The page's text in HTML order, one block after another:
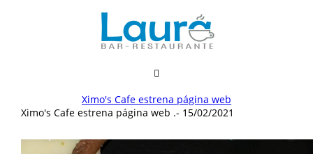
Ximo's Cafe estrena página web
Ximo's Cafe estrena página web .- 15/02/2021